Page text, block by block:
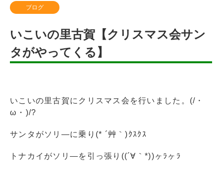
ブログ
いこいの里古賀【クリスマス会サン
タがやってくる】
いこいの里古賀にクリスマス会を行いました。(/・
ω・)/?
サンタがソリ―に乗り(* ´艸｀)ｸｽｸｽ
トナカイがソリ―を引っ張り((´∀｀*))ヶﾗヶﾗ